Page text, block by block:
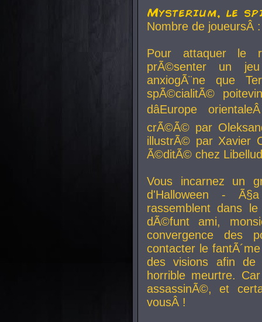
Mysterium, le
Nombre de
Pour attaquer le
prÃ©senter un
anxiogÃ¨ne que
spÃ©cialitÃ©
dâEurope
crÃ©Ã© par
illustrÃ© par Xavier
Ã©ditÃ© chez
Vous incarnez un
d'Halloween -
rassemblent dans
dÃ©funt ami,
convergence des
contacter le
des visions afin
horrible meurtre.
assassinÃ©, et
vousÂ !